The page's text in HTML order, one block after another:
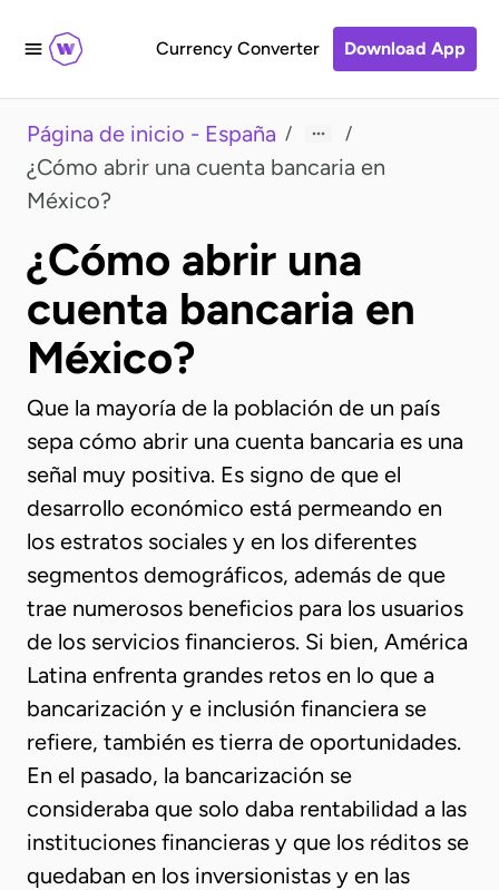
Currency Converter Download App
Página de inicio - España / /
¿Cómo abrir una cuenta bancaria en
México?
¿Cómo abrir una
cuenta bancaria en
México?
Que la mayoría de la población de un país
sepa cómo abrir una cuenta bancaria es una
señal muy positiva. Es signo de que el
desarrollo económico está permeando en
los estratos sociales y en los diferentes
segmentos demográficos, además de que
trae numerosos beneficios para los usuarios
de los servicios financieros. Si bien, América
Latina enfrenta grandes retos en lo que a
bancarización y e inclusión financiera se
refiere, también es tierra de oportunidades.
En el pasado, la bancarización se
consideraba que solo daba rentabilidad a las
instituciones financieras y que los réditos se
quedaban en los inversionistas y en las